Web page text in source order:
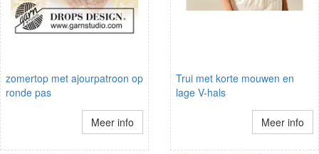
zomertop met ajourpatroon op
ronde pas
Meer info
Trui met korte mouwen en
lage V-hals
Meer info